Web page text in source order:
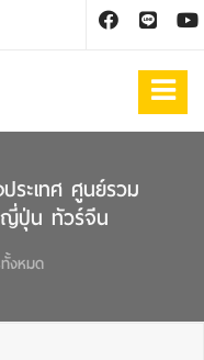
ระเทศ ศูนย์รวม
ญี่ปุ่น ทัวร์จีน
งหมด